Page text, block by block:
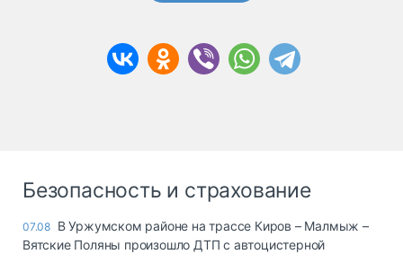
Безопасность и страхование
07.08 В Уржумском районе на трассе Киров – Малмыж –
Вятские Поляны произошло ДТП с автоцистерной